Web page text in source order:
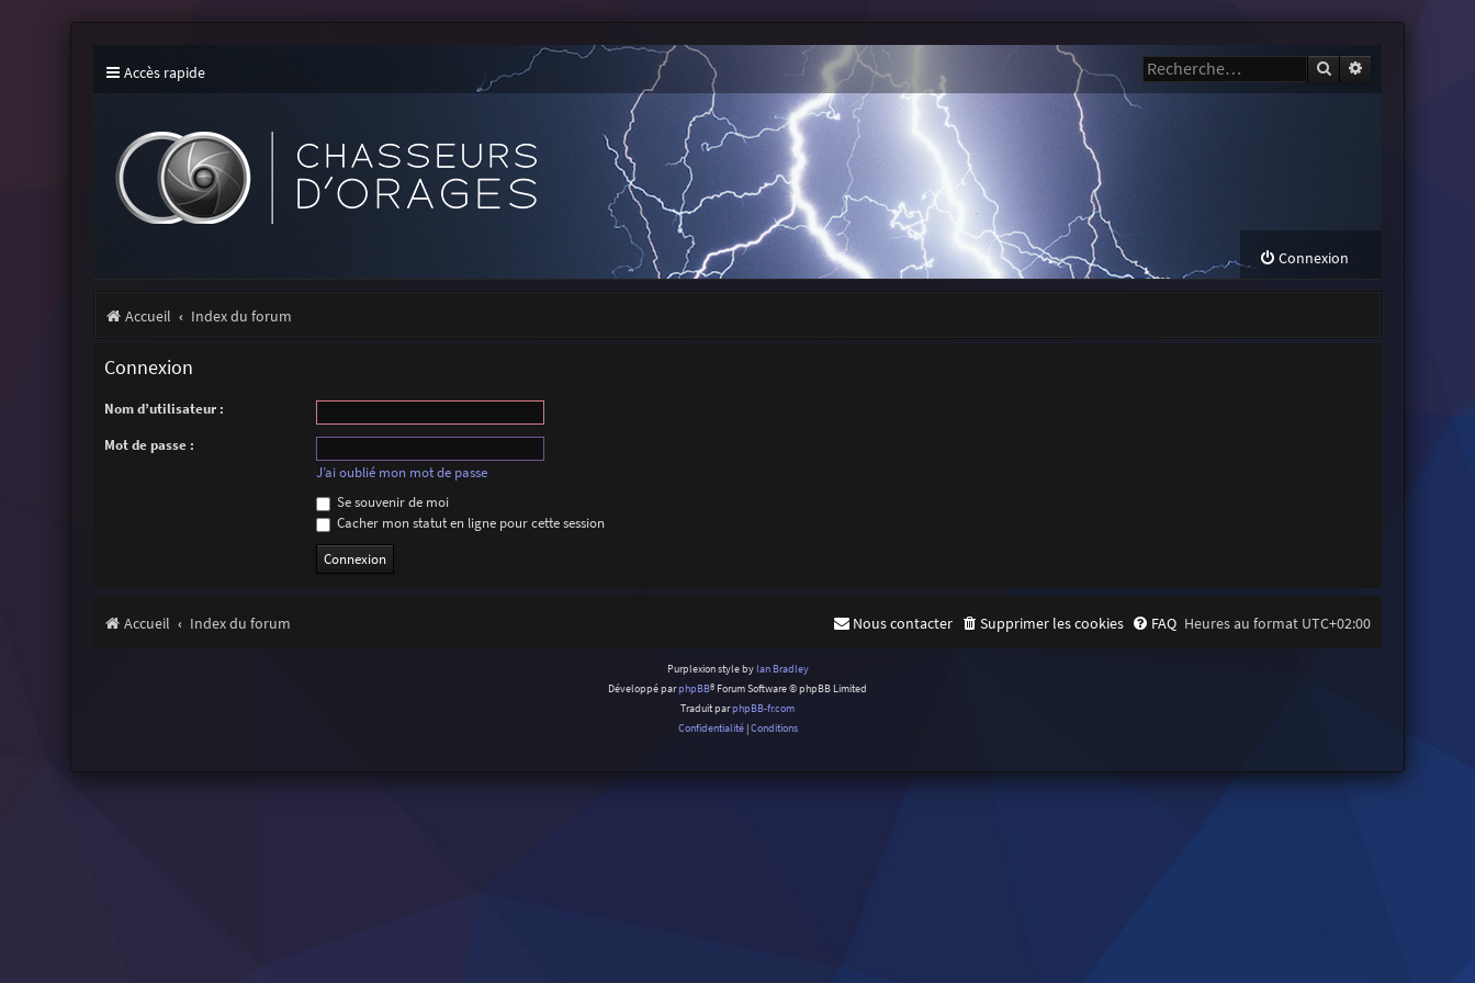
Accès rapide Rechercher
Connexion
Accueil Index du forum
Connexion
Nom d’utilisateur :
Mot de passe :
J’ai oublié mon mot de passe
Se souvenir de moi
Cacher mon statut en ligne pour cette session
Accueil Index du forum Heures au format UTC+02:00
FAQ
Supprimer les cookies
Nous contacter
Purplexion style by Ian Bradley
Développé parphpBB® Forum Software © phpBB Limited
Traduit parphpBB-fr.com
Confidentialité|Conditions